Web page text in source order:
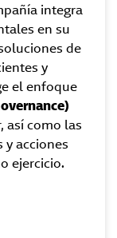
integra
en su
de
y
el enfoque
así como las
y acciones
ejercicio.